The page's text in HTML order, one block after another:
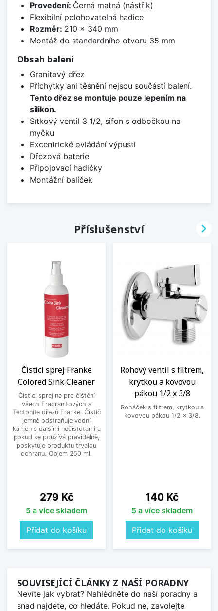
Provedení: Černá matná (nástřik)
Flexibilní polohovatelná hadice
Rozměr: 210 x 340 mm
Montáž do standardního otvoru 35 mm
Obsah balení
Granitový dřez
Příchytky ani těsnění nejsou součástí balení.
Tento dřez se montuje pouze lepením na
silikon.
Sítkový ventil 3 1/2, sifon s odbočkou na
myčku
Excentrické ovládání výpusti
Dřezová baterie
Připojovací hadičky
Montážní balíček
Příslušenství
Čisticí sprej Franke
Colored Sink Cleaner
Čisticí sprej na pro čištění
všech Fragranitových a
Tectonite dřezů Franke. Čistič
jemně odstraňuje vodní
kámen s dalšími nečistotami a
pokud se používá pravidelně,
poskytuje produktu trvalou
ochranu. Objem 250 ml.
Cena
279 Kč
5 a více skladem
Přidat do košíku
Rohový ventil s filtrem,
krytkou a kovovou
pákou 1/2 x 3/8
Roháček s filtrem, krytkou a
kovovou pákou 1/2 x 3/8.
Cena
140 Kč
5 a více skladem
Přidat do košíku

SOUVISEJÍCÍ ČLÁNKY Z NAŠÍ PORADNY
Nevíte jak vybrat? Nahlédněte do naší poradny a
snad najdete, co hledáte. Pokud ne, zavolejte